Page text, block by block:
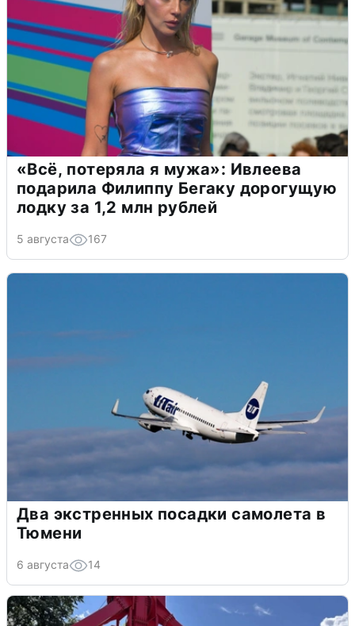
«Всё, потеряла я мужа»: Ивлеева
подарила Филиппу Бегаку дорогущую
лодку за 1,2 млн рублей
5 августа 167
Два экстренных посадки самолета в
Тюмени
6 августа 14